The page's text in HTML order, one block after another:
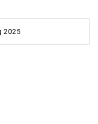
2025